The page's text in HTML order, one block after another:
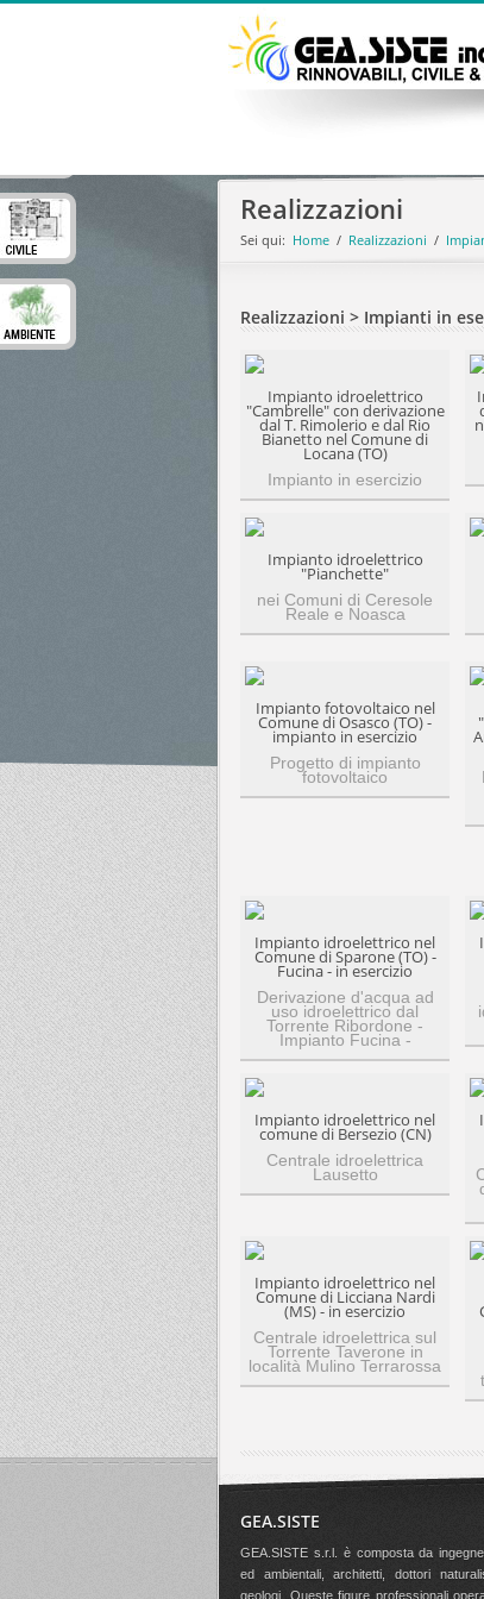
Realizzazioni
Sei qui: Home / Realizzazioni /
Realizzazioni > Impianti in
Impianto idroelettrico
"Cambrelle" con derivazione
dal T. Rimolerio e dal Rio
Bianetto nel Comune di
Locana (TO)
Impianto in esercizio
Impianto idroelettrico
"Pianchette"
nei Comuni di Ceresole
Reale e Noasca
Impianto fotovoltaico nel
Comune di Osasco (TO) -
impianto in esercizio
Progetto di impianto
fotovoltaico
Impianto idroelettrico nel
Comune di Sparone (TO) -
Fucina - in esercizio
Derivazione d'acqua ad
uso idroelettrico dal
Torrente Ribordone -
Impianto Fucina -
Impianto idroelettrico nel
comune di Bersezio (CN)
Centrale idroelettrica
Lausetto
Impianto idroelettrico nel
Comune di Licciana Nardi
(MS) - in esercizio
Centrale idroelettrica sul
Torrente Taverone in
località Mulino Terrarossa
GEA.SISTE
GEA.SISTE s.r.l. è composta da
ed ambientali, architetti, dottori
geologi. Queste figure professionali